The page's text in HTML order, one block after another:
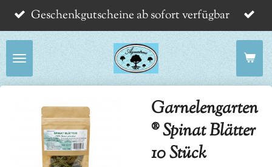
Zum
Hauptinhalt
springen
Geschenkgutscheine ab sofort verfügbar
Garnelengarten
® Spinat Blätter
10 Stück